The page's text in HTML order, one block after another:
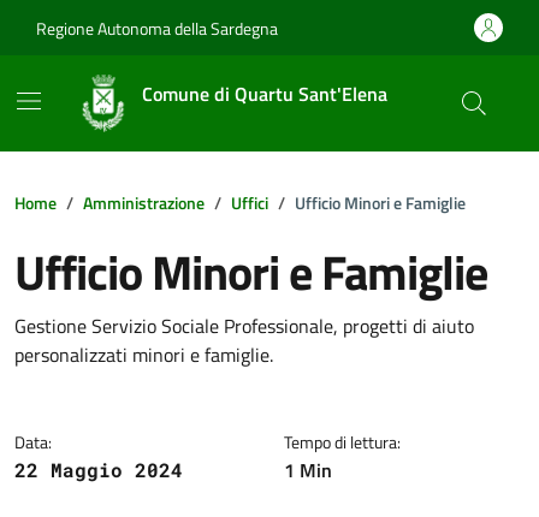
Regione Autonoma della Sardegna
Comune di Quartu Sant'Elena
Home Amministrazione Uffici Ufficio Minori e Famiglie
Ufficio Minori e Famiglie
Dettagli della notizia
Gestione Servizio Sociale Professionale, progetti di aiuto
personalizzati minori e famiglie.
Data:
22 Maggio 2024
Tempo di lettura:
1 Min